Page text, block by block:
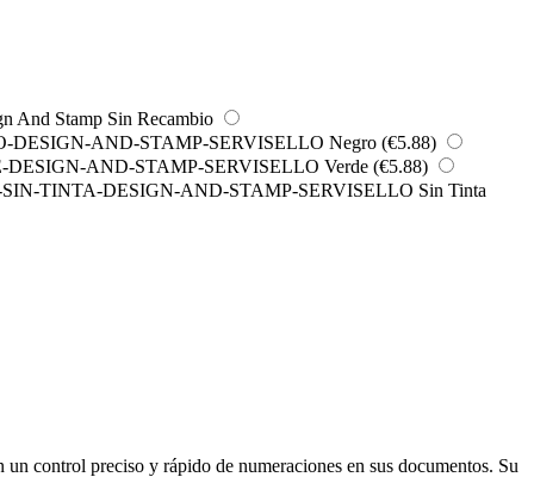
Sin Recambio
Negro (€5.88)
Verde (€5.88)
Sin Tinta
control preciso y rápido de numeraciones en sus documentos. Su